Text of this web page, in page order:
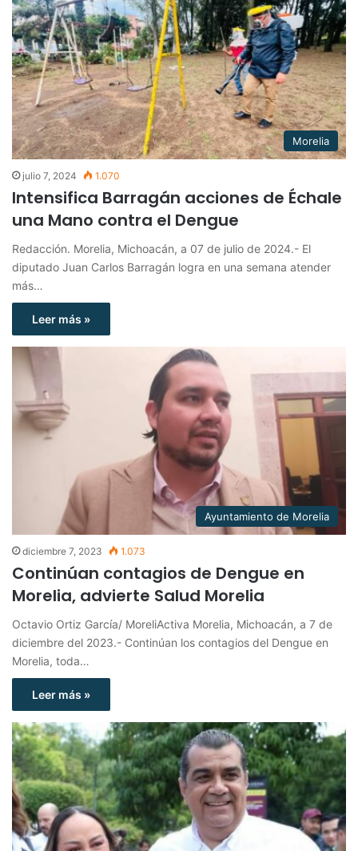
Morelia
julio 7, 2024 1.070
Intensifica Barragán acciones de Échale
una Mano contra el Dengue
Redacción. Morelia, Michoacán, a 07 de julio de 2024.- El
diputado Juan Carlos Barragán logra en una semana atender
más…
Leer más »
Ayuntamiento de Morelia
diciembre 7, 2023 1.073
Continúan contagios de Dengue en
Morelia, advierte Salud Morelia
Octavio Ortiz García/ MoreliActiva Morelia, Michoacán, a 7 de
diciembre del 2023.- Continúan los contagios del Dengue en
Morelia, toda…
Leer más »